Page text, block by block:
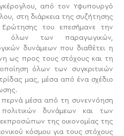
από τον Υφυπουργό
στη διάρκεια της συζήτησης
Ερώτησης του επεσήμανε την
όλων των παραγωγικών,
δυνάμεων που διαθέτει η
ως προς τους στόχους και τη
όλων των συγκριτικών
μας, μέσα από ένα σχέδιο
μέσα από τη συνεννόηση
δυνάμεων και των
της οικονομίας της
κόσμου για τους στόχους